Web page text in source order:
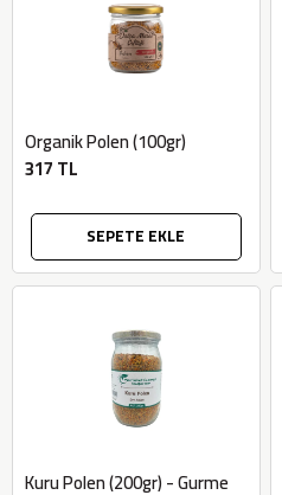
Organik Polen (100gr)
317 TL
SEPETE EKLE
Kuru Polen (200gr) - Gurme